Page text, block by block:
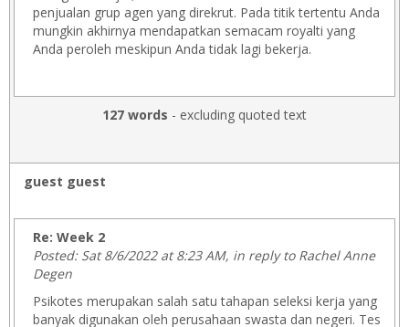
penjualan grup agen yang direkrut. Pada titik tertentu Anda
mungkin akhirnya mendapatkan semacam royalti yang
Anda peroleh meskipun Anda tidak lagi bekerja.
127 words - excluding quoted text
guest guest
Re: Week 2
Posted: Sat 8/6/2022 at 8:23 AM, in reply to Rachel Anne
Degen
Psikotes merupakan salah satu tahapan seleksi kerja yang
banyak digunakan oleh perusahaan swasta dan negeri. Tes